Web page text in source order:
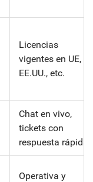
Licencias
vigentes en UE,
EE.UU., etc.
Chat en vivo,
tickets con
respuesta rápida
Operativa y